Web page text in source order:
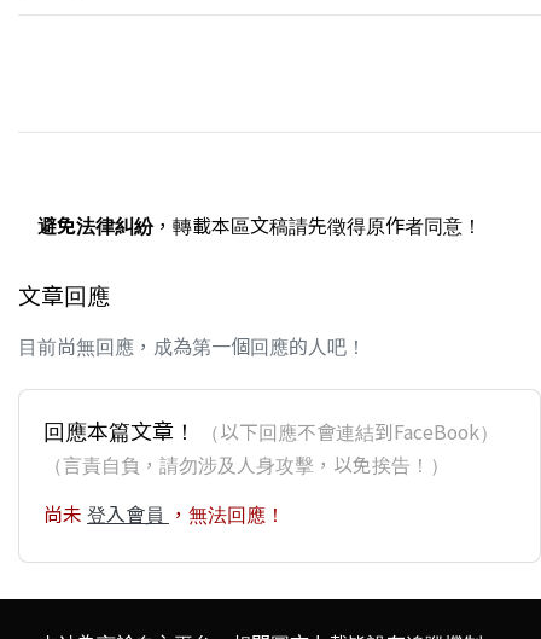
避免法律糾紛，轉載本區文稿請先徵得原作者同意！
文章回應
目前尚無回應，成為第一個回應的人吧！
回應本篇文章！
（以下回應不會連結到FaceBook）
（言責自負，請勿涉及人身攻擊，以免挨告！）
尚未 登入會員 ，無法回應！